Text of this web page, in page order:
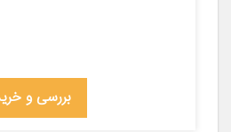
بررسی و